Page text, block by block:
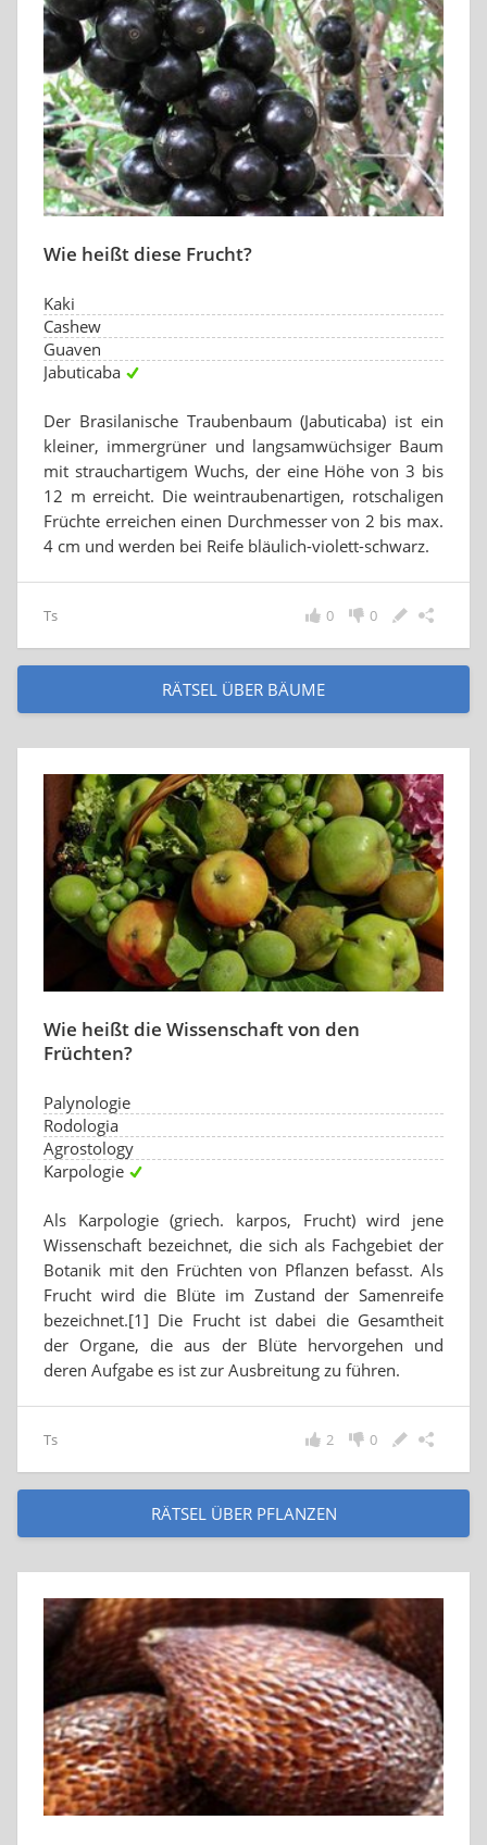
Wie heißt diese Frucht?
Kaki
Cashew
Guaven
Jabuticaba
Der Brasilanische Traubenbaum (Jabuticaba) ist ein
kleiner, immergrüner und langsamwüchsiger Baum
mit strauchartigem Wuchs, der eine Höhe von 3 bis
12 m erreicht. Die weintraubenartigen, rotschaligen
Früchte erreichen einen Durchmesser von 2 bis max.
4 cm und werden bei Reife bläulich-violett-schwarz.
Ts 0
0
RÄTSEL ÜBER BÄUME
Wie heißt die Wissenschaft von den
Früchten?
Palynologie
Rodologia
Agrostology
Karpologie
Als Karpologie (griech. karpos, Frucht) wird jene
Wissenschaft bezeichnet, die sich als Fachgebiet der
Botanik mit den Früchten von Pflanzen befasst. Als
Frucht wird die Blüte im Zustand der Samenreife
bezeichnet.[1] Die Frucht ist dabei die Gesamtheit
der Organe, die aus der Blüte hervorgehen und
deren Aufgabe es ist zur Ausbreitung zu führen.
Ts 0
2
RÄTSEL ÜBER PFLANZEN